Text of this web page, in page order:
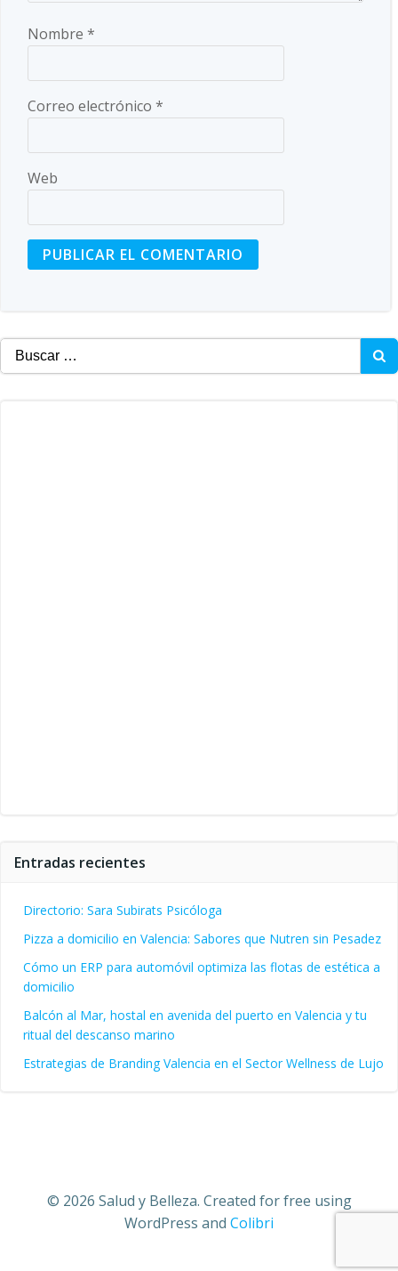
Nombre *
Correo electrónico *
Web
Buscar:
Entradas recientes
Directorio: Sara Subirats Psicóloga
Pizza a domicilio en Valencia: Sabores que Nutren sin Pesadez
Cómo un ERP para automóvil optimiza las flotas de estética a
domicilio
Balcón al Mar, hostal en avenida del puerto en Valencia y tu
ritual del descanso marino
Estrategias de Branding Valencia en el Sector Wellness de Lujo
© 2026 Salud y Belleza. Created for free using
WordPress and Colibri